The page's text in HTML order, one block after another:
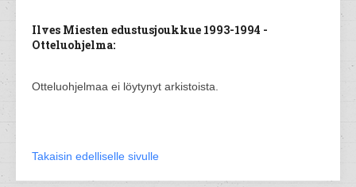
Ilves Miesten edustusjoukkue 1993-1994 -
Otteluohjelma:
Otteluohjelmaa ei löytynyt arkistoista.
Takaisin edelliselle sivulle